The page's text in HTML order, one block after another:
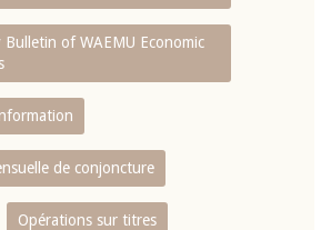
of WAEMU Economic
de conjoncture
Opérations sur titres